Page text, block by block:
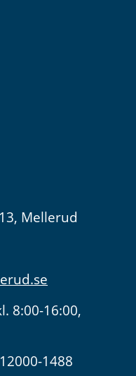
Mellerud
8:00-16:00,
1488